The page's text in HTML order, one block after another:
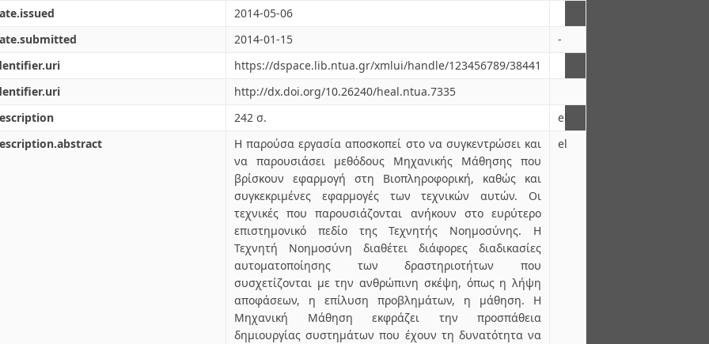
2014-05-06
2014-01-15
-
https://dspace.lib.ntua.gr/xmlui/handle/123456789/38441
http://dx.doi.org/10.26240/heal.ntua.7335
242 σ.
el
Η παρούσα εργασία αποσκοπεί στο να συγκεντρώσει και
να παρουσιάσει μεθόδους Μηχανικής Μάθησης που
βρίσκουν εφαρμογή στη Βιοπληροφορική, καθώς και
συγκεκριμένες εφαρμογές των τεχνικών αυτών. Οι
τεχνικές που παρουσιάζονται ανήκουν στο ευρύτερο
επιστημονικό πεδίο της Τεχνητής Νοημοσύνης. Η
Τεχνητή Νοημοσύνη διαθέτει διάφορες διαδικασίες
αυτοματοποίησης των δραστηριοτήτων που
συσχετίζονται με την ανθρώπινη σκέψη, όπως η λήψη
αποφάσεων, η επίλυση προβλημάτων, η μάθηση. Η
Μηχανική Μάθηση εκφράζει την προσπάθεια
δημιουργίας συστημάτων που έχουν τη δυνατότητα να
el